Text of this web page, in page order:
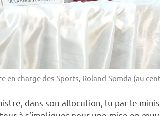
en charge des Sports, Roland Somda (au
dans son allocution, lu par le